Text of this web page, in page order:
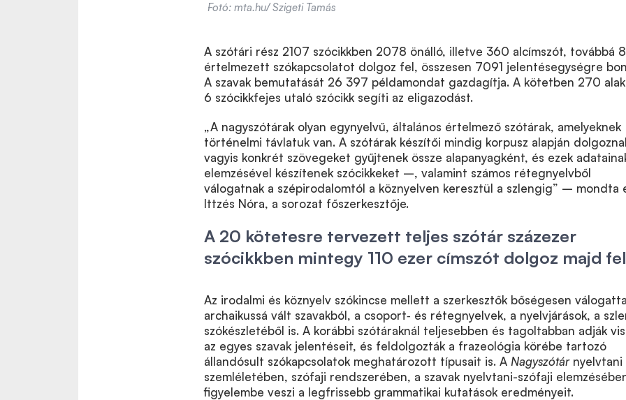
Fotó: mta.hu/ Szigeti Tamás
A szótári rész 2107 szócikkben 2078 önálló, illetve 360 alcímszót, továbbá
értelmezett szókapcsolatot dolgoz fel, összesen 7091 jelentésegységre
A szavak bemutatását 26 397 példamondat gazdagítja. A kötetben 270
6 szócikkfejes utaló szócikk segíti az eligazodást.
„A nagyszótárak olyan egynyelvű, általános értelmező szótárak, amelyeknek
történelmi távlatuk van. A szótárak készítői mindig korpusz alapján
vagyis konkrét szövegeket gyűjtenek össze alapanyagként, és ezek
elemzésével készítenek szócikkeket –, valamint számos rétegnyelvből
válogatnak a szépirodalomtól a köznyelven keresztül a szlengig” – mondta
Ittzés Nóra, a sorozat főszerkesztője.
A 20 kötetesre tervezett teljes szótár százezer
szócikkben mintegy 110 ezer címszót dolgoz majd
Az irodalmi és köznyelv szókincse mellett a szerkesztők bőségesen
archaikussá vált szavakból, a csoport‑ és rétegnyelvek, a nyelvjárások, a
szókészletéből is. A korábbi szótáraknál teljesebben és tagoltabban adják
az egyes szavak jelentéseit, és feldolgozták a frazeológia körébe tartozó
állandósult szókapcsolatok meghatározott típusait is. A Nagyszótárnyelvtani
szemléletében, szófaji rendszerében, a szavak nyelvtani-szófaji
figyelembe veszi a legfrissebb grammatikai kutatások eredményeit.